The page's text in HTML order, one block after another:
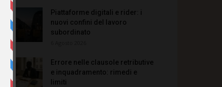
Piattaforme digitali e rider: i
nuovi confini del lavoro
subordinato
Errore nelle clausole retributive
e inquadramento: rimedi e
limiti